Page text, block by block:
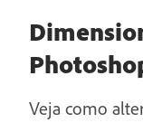
Veja como